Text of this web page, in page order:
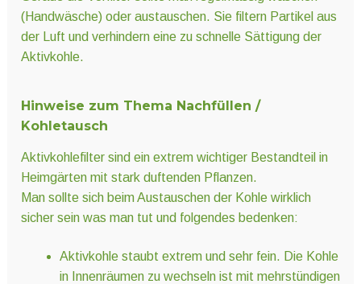
(Handwäsche) oder austauschen. Sie filtern Partikel aus
der Luft und verhindern eine zu schnelle Sättigung der
Aktivkohle.
Hinweise zum Thema Nachfüllen /
Kohletausch
Aktivkohlefilter sind ein extrem wichtiger Bestandteil in
Heimgärten mit stark duftenden Pflanzen.
Man sollte sich beim Austauschen der Kohle wirklich
sicher sein was man tut und folgendes bedenken:
Aktivkohle staubt extrem und sehr fein. Die Kohle
in Innenräumen zu wechseln ist mit mehrstündigen